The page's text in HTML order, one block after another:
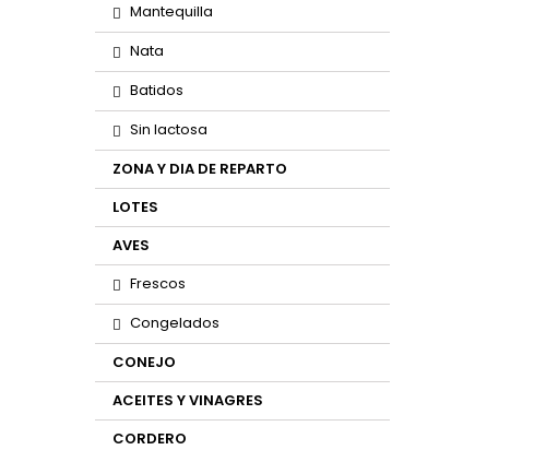
Mantequilla
Nata
Batidos
Sin lactosa
ZONA Y DIA DE REPARTO
LOTES
AVES
Frescos
Congelados
CONEJO
ACEITES Y VINAGRES
CORDERO